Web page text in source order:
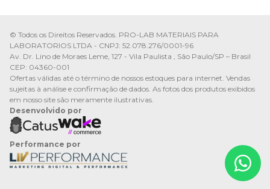
© Todos os Direitos Reservados. PRO-LAB MATERIAIS PARA
LABORATORIOS LTDA - CNPJ: 52.078.276/0001-96
Av. Dr. Lino de Moraes Leme, 127 - Vila Paulista , São Paulo/SP – Brasil
CEP: 04360-001
Ofertas válidas até o término de nossos estoques para internet. Vendas
sujeitas à análise e confirmação de dados. As fotos dos produtos exibidos
em nosso site são meramente ilustrativas.
Desenvolvido por
Performance por